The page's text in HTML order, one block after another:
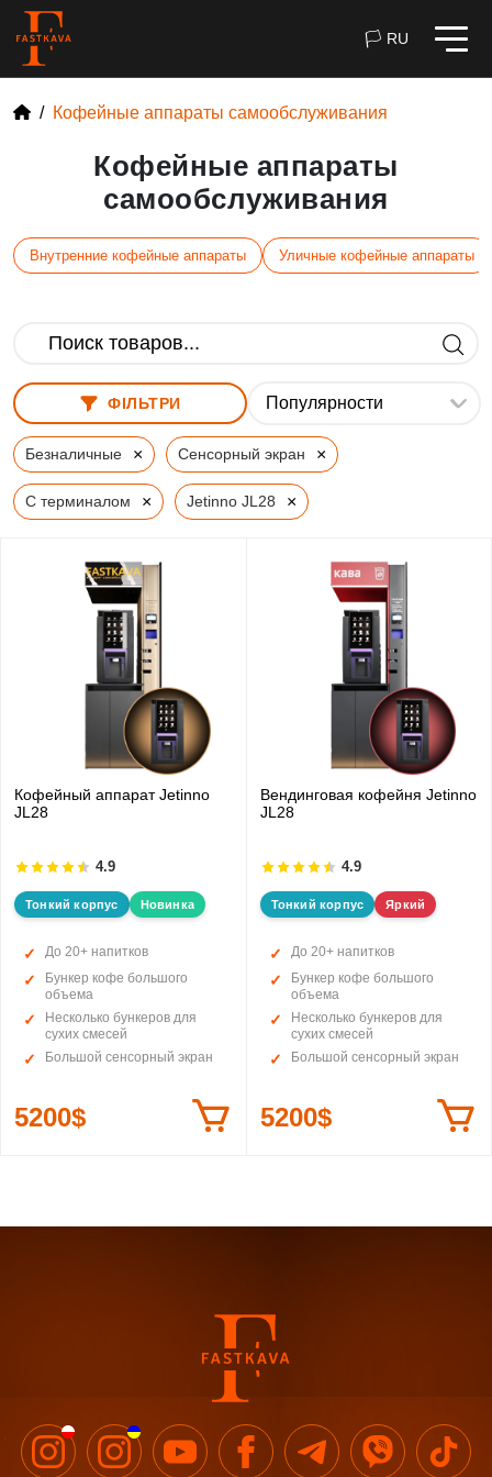
🏳 RU
Кофейные аппараты самообслуживания
Кофейные аппараты
самообслуживания
Внутренние кофейные аппараты Уличные кофейные аппараты
ФІЛЬТРИ
Безналичные × Сенсорный экран ×
С терминалом × Jetinno JL28 ×
Кофейный аппарат Jetinno
JL28
4.9
Тонкий корпус Новинка
До 20+ напитков
Бункер кофе большого
объема
Несколько бункеров для
сухих смесей
Большой сенсорный экран
5200$
Вендинговая кофейня Jetinno
JL28
4.9
Тонкий корпус Яркий
До 20+ напитков
Бункер кофе большого
объема
Несколько бункеров для
сухих смесей
Большой сенсорный экран
5200$